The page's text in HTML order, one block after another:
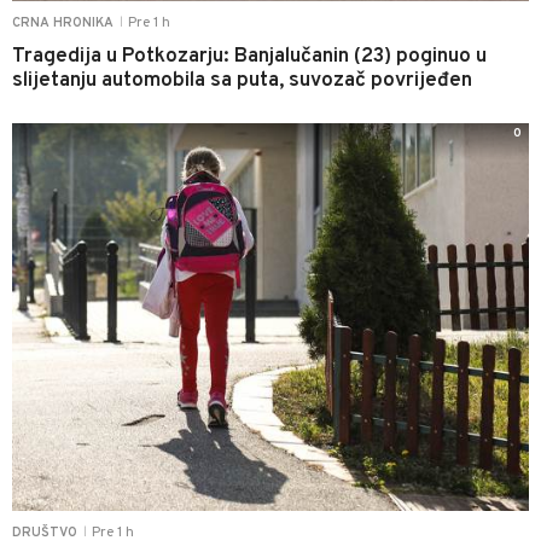
CRNA HRONIKA Pre 1 h
Tragedija u Potkozarju: Banjalučanin (23) poginuo u
slijetanju automobila sa puta, suvozač povrijeđen
DRUŠTVO Pre 1 h
0